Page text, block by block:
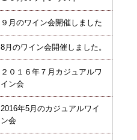
９月のワイン会開催しました
8月のワイン会開催しました。
２０１６年７月カジュアルワ
イン会
2016年5月のカジュアルワイ
ン会